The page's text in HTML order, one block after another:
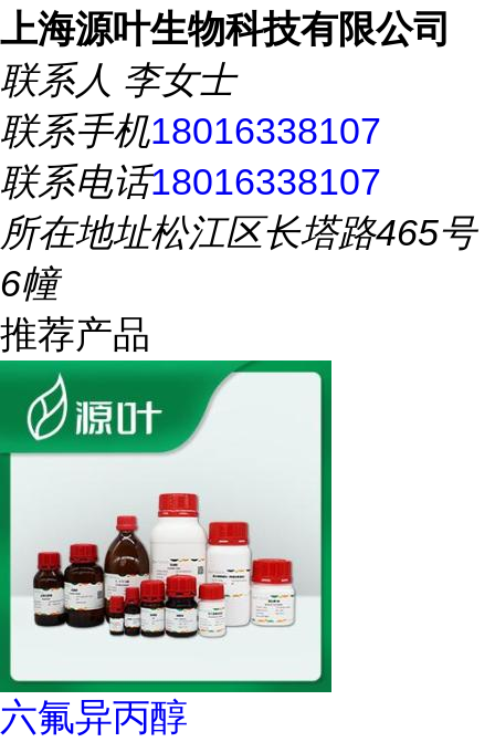
上海源叶生物科技有限公司
联系人 李女士
联系手机18016338107
联系电话18016338107
所在地址松江区长塔路465号
6幢
推荐产品
六氟异丙醇